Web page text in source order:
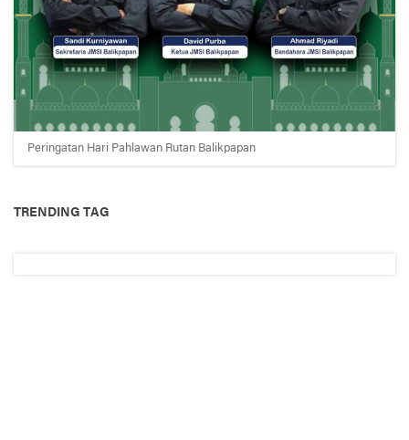
Peringatan Hari Pahlawan Rutan Balikpapan
TRENDING TAG